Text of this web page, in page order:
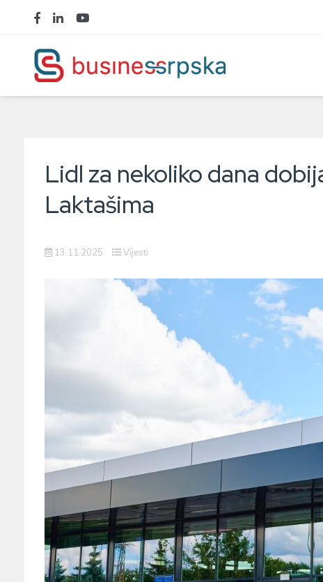
Lidl za nekoliko dana
Laktašima
13.11.2025 Vijesti